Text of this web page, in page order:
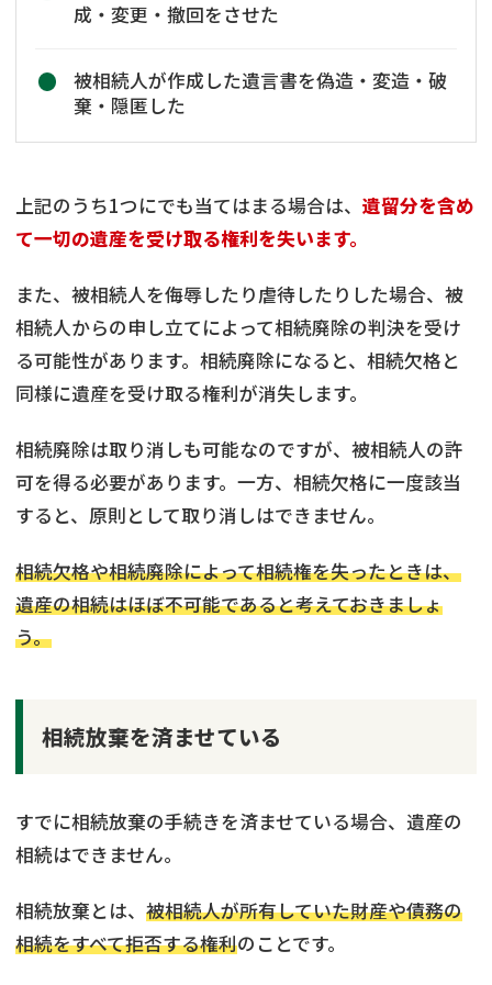
成・変更・撤回をさせた
被相続人が作成した遺言書を偽造・変造・破
棄・隠匿した
上記のうち1つにでも当てはまる場合は、 遺留分を含め
て一切の遺産を受け取る権利を失います。
また、被相続人を侮辱したり虐待したりした場合、被
相続人からの申し立てによって相続廃除の判決を受け
る可能性があります。相続廃除になると、相続欠格と
同様に遺産を受け取る権利が消失します。
相続廃除は取り消しも可能なのですが、被相続人の許
可を得る必要があります。一方、相続欠格に一度該当
すると、原則として取り消しはできません。
相続欠格や相続廃除によって相続権を失ったときは、
遺産の相続はほぼ不可能であると考えておきましょ
う。
相続放棄を済ませている
すでに相続放棄の手続きを済ませている場合、遺産の
相続はできません。
相続放棄とは、 被相続人が所有していた財産や債務の
相続をすべて拒否する権利のことです。